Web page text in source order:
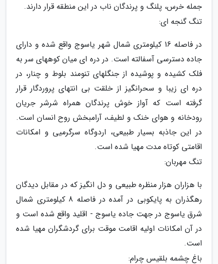
جمله خرس، پلنگ و پرندگان ناب در این منطقه قرار دارند.
تنگ گنجه ای:
در فاصله 16 کیلومتری شمال شهر یاسوج واقع شده و دارای
جاده دسترسی آسفالته است. در دره ای میان کوههای سر به
فلک کشیده و پوشیده از جنگلهای تنومند بلوط و چنار، در
دره ای زیبا و سحرانگیز از خلقت بی انتهای پروردگار قرار
گرفته است که آواز خوش پرندگان همراه شرشر جریان
رودخانه و هوای خنک و لطیف، آرامبخش روح انسان است.
در این جاذبه بسیار طبیعی، اردوگاه سرگرمیی و امکانات
اقامتی کوتاه مدت مهیا شده است.
تنگ مهربان:
با هزاران هزار منظره طبیعی و دل انگیز که در مقابل دیدگان
رهگذران به پایکوبی در آمده در فاصله 8 کیلومتری شمال
شرق یاسوج در جهت جاده یاسوج - اقلید واقع شده است و
در آن امکانات اولیه اقامت موقت برای گردشگران مهیا شده
است.
باغ چشمه بلقیس چرام: